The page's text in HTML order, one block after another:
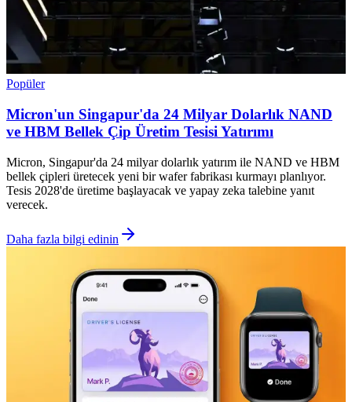
Popüler
Micron'un Singapur'da 24 Milyar Dolarlık NAND
ve HBM Bellek Çip Üretim Tesisi Yatırımı
Micron, Singapur'da 24 milyar dolarlık yatırım ile NAND ve HBM
bellek çipleri üretecek yeni bir wafer fabrikası kurmayı planlıyor.
Tesis 2028'de üretime başlayacak ve yapay zeka talebine yanıt
verecek.
Daha fazla bilgi edinin